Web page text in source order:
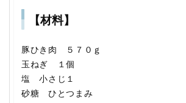
【材料】
豚ひき肉 ５７０ｇ
玉ねぎ １個
塩 小さじ１
砂糖 ひとつまみ